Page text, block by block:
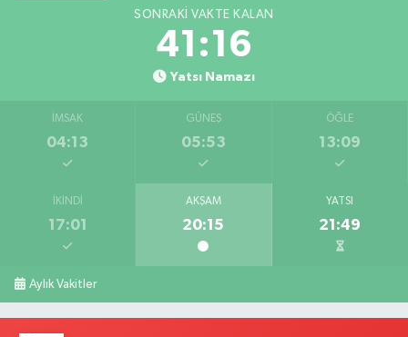
SONRAKI VAKTE KALAN
41:16
Yatsı Namazı
İMSAK
04:13
GÜNEŞ
05:53
ÖĞLE
13:09
İKINDI
17:01
AKŞAM
20:15
YATSI
21:49
Aylık Vakitler